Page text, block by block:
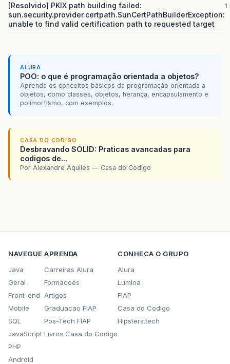
[Resolvido] PKIX path building failed:
sun.security.provider.certpath.SunCertPathBuilderException:
unable to find valid certification path to requested target
ALURA
POO: o que é programação orientada a objetos?
Aprenda os conceitos básicos da programação orientada a
objetos, como classes, objetos, herança, encapsulamento e
polimorfismo, com exemplos.
CASA DO CODIGO
Desbravando SOLID: Praticas avancadas para
codigos de...
Por Alexandre Aquiles — Casa do Codigo
NAVEGUE
Java
Geral
Front-end
Mobile
SQL
JavaScript
PHP
Android
APRENDA
Carreiras Alura
Formacoes
Artigos
Graduacao FIAP
Pos-Tech FIAP
Livros Casa do Codigo
CONHECA O GRUPO
Alura
Lumina
FIAP
Casa do Codigo
Hipsters.tech